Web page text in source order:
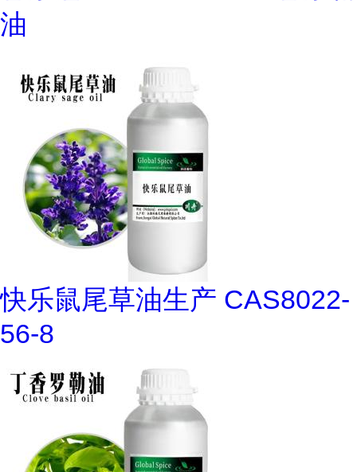
油
快乐鼠尾草油生产 CAS8022-
56-8